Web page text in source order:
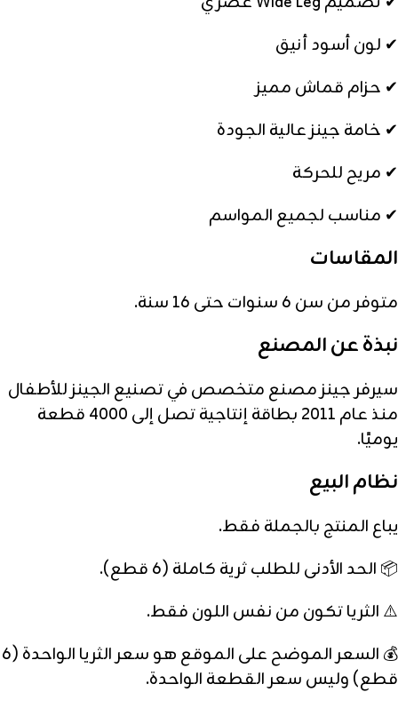
✔ لون أسود أنيق
✔ حزام قماش مميز
✔ خامة جينز عالية الجودة
✔ مريح للحركة
✔ مناسب لجميع المواسم
المقاسات
متوفر من سن 6 سنوات حتى 16 سنة.
نبذة عن المصنع
سيرفر جينز مصنع متخصص في تصنيع الجينز للأطفال
منذ عام 2011 بطاقة إنتاجية تصل إلى 4000 قطعة
يوميًا.
نظام البيع
يباع المنتج بالجملة فقط.
📦 الحد الأدنى للطلب ثرية كاملة (6 قطع).
⚠️ الثريا تكون من نفس اللون فقط.
💰 السعر الموضح على الموقع هو سعر الثريا الواحدة (6
قطع) وليس سعر القطعة الواحدة.